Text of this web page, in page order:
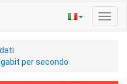
per secondo